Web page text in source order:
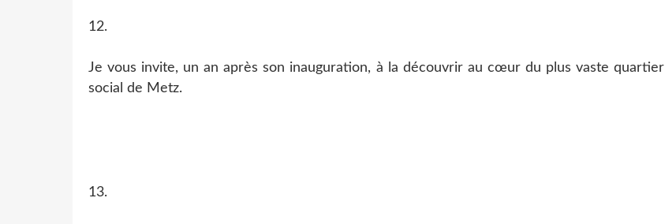
12.
Je vous invite, un an après son inauguration, à la découvrir au cœur du plus vaste quartier
social de Metz.
13.